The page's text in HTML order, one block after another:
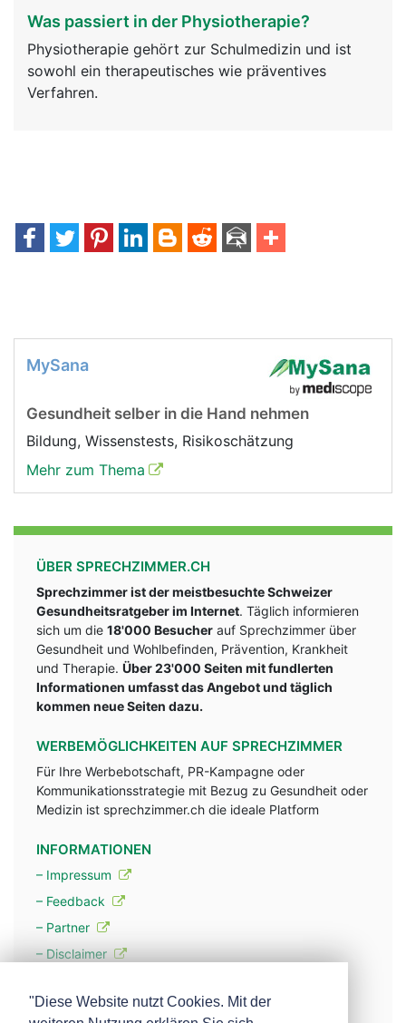
Was passiert in der Physiotherapie?
Physiotherapie gehört zur Schulmedizin und ist
sowohl ein therapeutisches wie präventives
Verfahren.
MySana
Gesundheit selber in die Hand nehmen
Bildung, Wissenstests, Risikoschätzung
Mehr zum Thema
ÜBER SPRECHZIMMER.CH
Sprechzimmer ist der meistbesuchte Schweizer
Gesundheitsratgeber im Internet. Täglich informieren
sich um die 18'000 Besucher auf Sprechzimmer über
Gesundheit und Wohlbefinden, Prävention, Krankheit
und Therapie. Über 23'000 Seiten mit fundlerten
Informationen umfasst das Angebot und täglich
kommen neue Seiten dazu.
WERBEMÖGLICHKEITEN AUF SPRECHZIMMER
Für Ihre Werbebotschaft, PR-Kampagne oder
Kommunikationsstrategie mit Bezug zu Gesundheit oder
Medizin ist sprechzimmer.ch die ideale Platform
INFORMATIONEN
– Impressum
– Feedback
– Partner
– Disclaimer
"Diese Website nutzt Cookies. Mit der